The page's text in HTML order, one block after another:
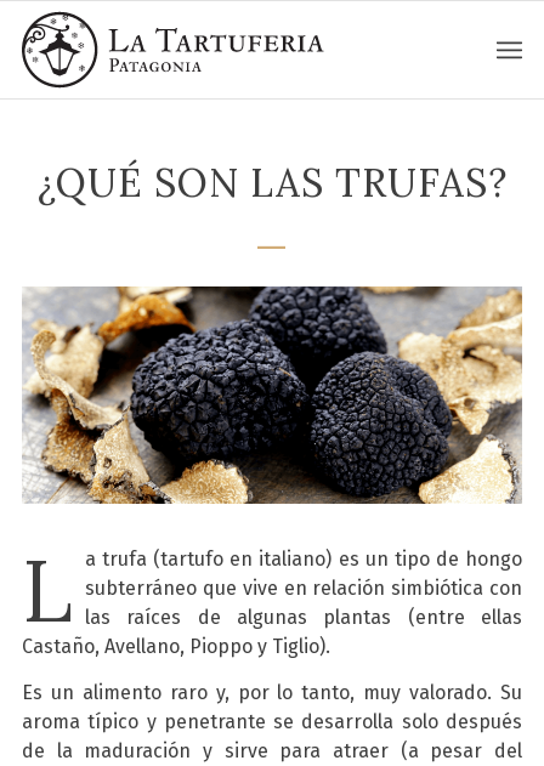
¿QUÉ SON LAS TRUFAS?
—
L
a trufa (tartufo en italiano) es un tipo de hongo
subterráneo que vive en relación simbiótica con
las raíces de algunas plantas (entre ellas
Castaño, Avellano, Pioppo y Tiglio).
Es un alimento raro y, por lo tanto, muy valorado. Su
aroma típico y penetrante se desarrolla solo después
de la maduración y sirve para atraer (a pesar del